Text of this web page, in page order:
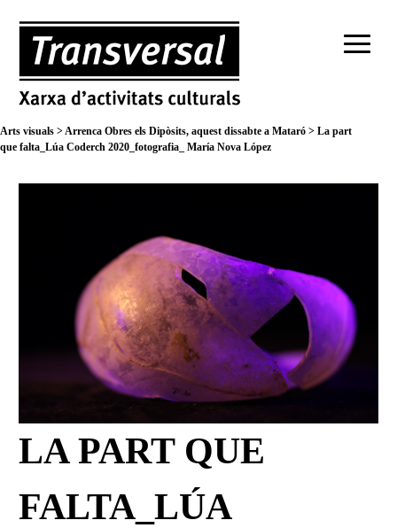
Arts visuals >Arrenca Obres els Dipòsits, aquest dissabte a Mataró > La part
que falta_Lúa Coderch 2020_fotografia_ María Nova López
LA PART QUE
FALTA_LÚA